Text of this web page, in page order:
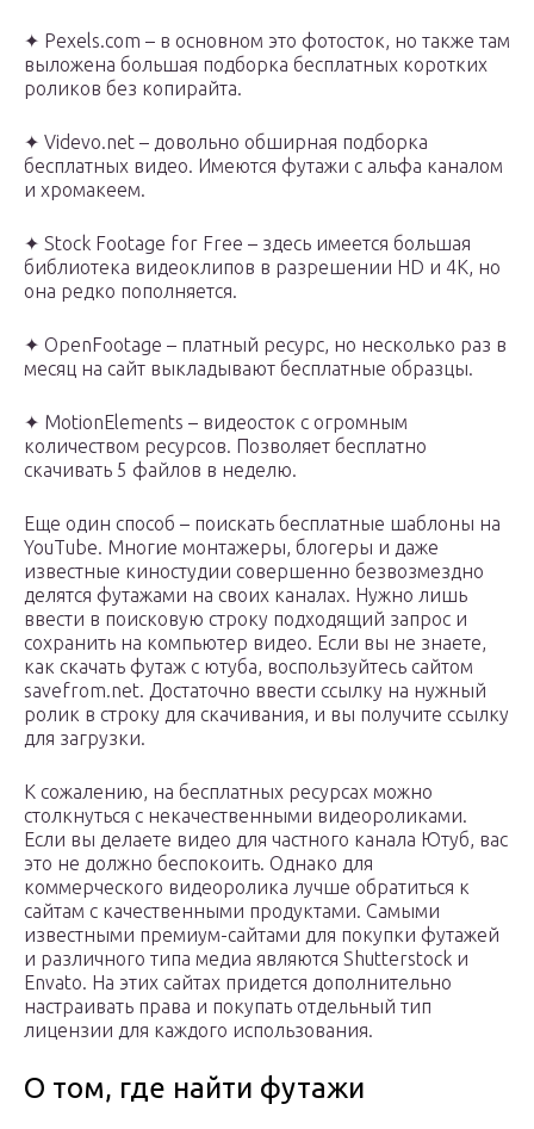
✦ Pexels.com – в основном это фотосток, но также там
выложена большая подборка бесплатных коротких
роликов без копирайта.
✦ Videvo.net – довольно обширная подборка
бесплатных видео. Имеются футажи с альфа каналом
и хромакеем.
✦ Stock Footage for Free – здесь имеется большая
библиотека видеоклипов в разрешении HD и 4К, но
она редко пополняется.
✦ OpenFootage – платный ресурс, но несколько раз в
месяц на сайт выкладывают бесплатные образцы.
✦ MotionElements – видеосток с огромным
количеством ресурсов. Позволяет бесплатно
скачивать 5 файлов в неделю.
Еще один способ – поискать бесплатные шаблоны на
YouTube. Многие монтажеры, блогеры и даже
известные киностудии совершенно безвозмездно
делятся футажами на своих каналах. Нужно лишь
ввести в поисковую строку подходящий запрос и
сохранить на компьютер видео. Если вы не знаете,
как скачать футаж с ютуба, воспользуйтесь сайтом
savefrom.net. Достаточно ввести ссылку на нужный
ролик в строку для скачивания, и вы получите ссылку
для загрузки.
К сожалению, на бесплатных ресурсах можно
столкнуться с некачественными видеороликами.
Если вы делаете видео для частного канала Ютуб, вас
это не должно беспокоить. Однако для
коммерческого видеоролика лучше обратиться к
сайтам с качественными продуктами. Самыми
известными премиум-сайтами для покупки футажей
и различного типа медиа являются Shutterstock и
Envato. На этих сайтах придется дополнительно
настраивать права и покупать отдельный тип
лицензии для каждого использования.
О том, где найти футажи